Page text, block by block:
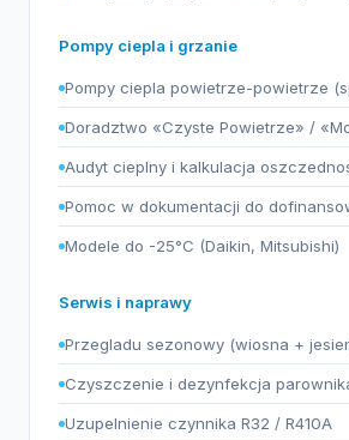
Pompy ciepla i grzanie
Pompy ciepla powietrze-powietrze
Doradztwo «Czyste Powietrze» /
Audyt cieplny i kalkulacja
Pomoc w dokumentacji do
Modele do -25°C (Daikin, Mitsubishi)
Serwis i naprawy
Przegladu sezonowy (wiosna +
Czyszczenie i dezynfekcja
Uzupelnienie czynnika R32 / R410A